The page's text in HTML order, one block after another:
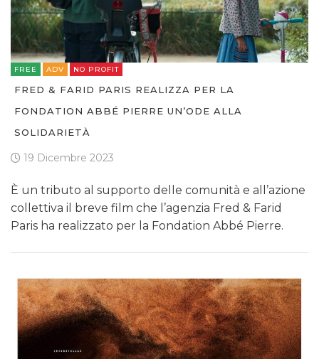
FREE ADV NO PROFIT
FRED & FARID PARIS REALIZZA PER LA
FONDATION ABBÉ PIERRE UN’ODE ALLA
SOLIDARIETÀ
19 Dicembre 2023
È un tributo al supporto delle comunità e all’azione
collettiva il breve film che l’agenzia Fred & Farid
Paris ha realizzato per la Fondation Abbé Pierre.